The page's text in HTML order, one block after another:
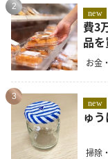
2
new
費3
品を
お金
3
new
ゅ
掃除